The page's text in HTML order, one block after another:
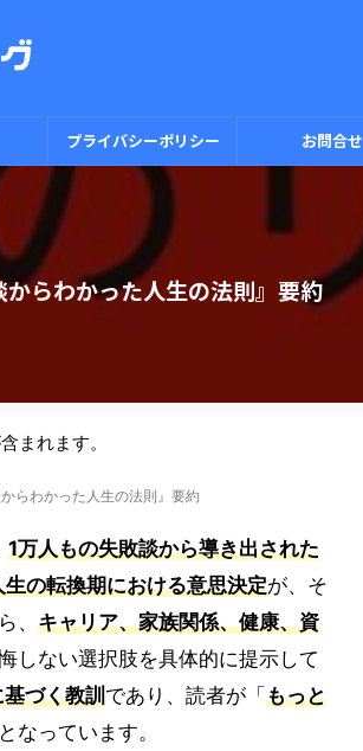
プライバシーポリシー お問合せ
らわかった人生の法則』要約
まれます。
らわかった人生の法則』要約
1万人もの失敗談から導き出された
の転換期における意思決定が、そ
、 キャリア、家族関係、健康、資
しない選択肢を具体的に提示して
づく教訓であり、読者が「もっと
なっています。